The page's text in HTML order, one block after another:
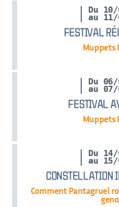
| Du
FESTIVAL
| au 11/
Muppets
| Du
FESTIVAL
| au 07/
Muppets
| Du
| au 15/
Comment Pantagruel